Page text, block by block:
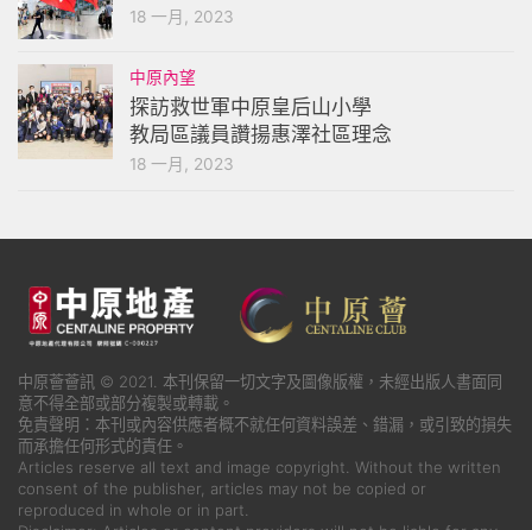
18 一月, 2023
中原內望
探訪救世軍中原皇后山小學
教局區議員讚揚惠澤社區理念
18 一月, 2023
中原薈薈訊 © 2021. 本刊保留一切文字及圖像版權，未經出版人書面同
意不得全部或部分複製或轉載。
免責聲明：本刊或內容供應者概不就任何資料誤差、錯漏，或引致的損失
而承擔任何形式的責任。
Articles reserve all text and image copyright. Without the written
consent of the publisher, articles may not be copied or
reproduced in whole or in part.